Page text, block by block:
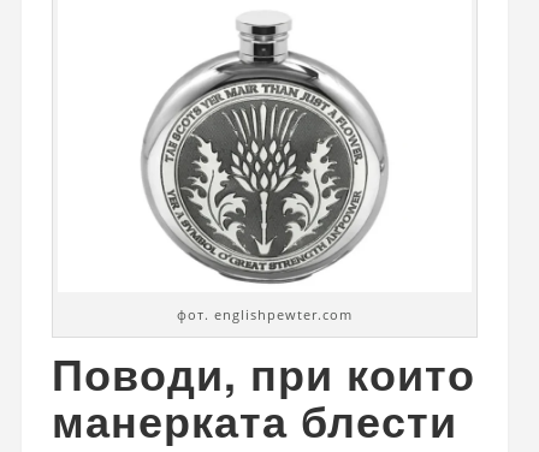
фот. englishpewter.com
Поводи, при които
манерката блести